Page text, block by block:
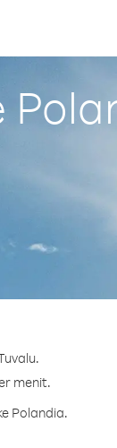
menit.
Polandia.